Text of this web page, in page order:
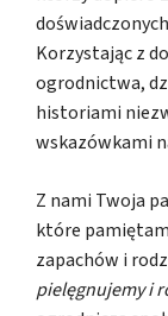
Korzystając z
ogrodnictwa,
historiami
wskazówkami
Z nami Twoja
które
zapachów i
pielęgnujemy i